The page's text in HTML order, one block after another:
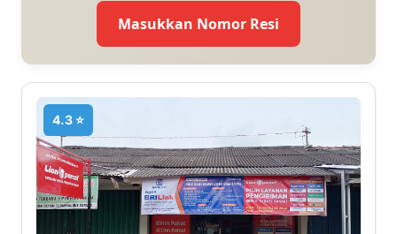
Masukkan Nomor Resi
4.3 ⭐